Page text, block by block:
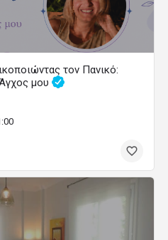
τον Πανικό:
μου